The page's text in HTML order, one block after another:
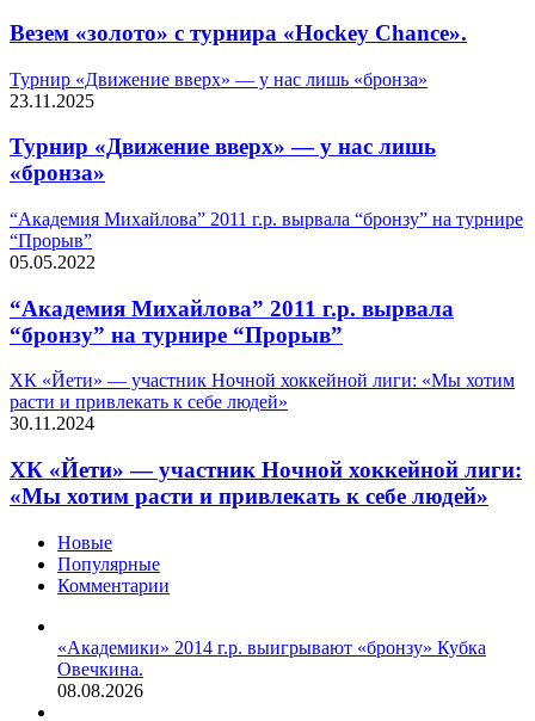
Везем «золото» с турнира «Hockey Chance».
Турнир «Движение вверх» — у нас лишь «бронза»
23.11.2025
Турнир «Движение вверх» — у нас лишь
«бронза»
“Академия Михайлова” 2011 г.р. вырвала “бронзу” на турнире
“Прорыв”
05.05.2022
“Академия Михайлова” 2011 г.р. вырвала
“бронзу” на турнире “Прорыв”
ХК «Йети» — участник Ночной хоккейной лиги: «Мы хотим
расти и привлекать к себе людей»
30.11.2024
ХК «Йети» — участник Ночной хоккейной лиги:
«Мы хотим расти и привлекать к себе людей»
Новые
Популярные
Комментарии
«Академики» 2014 г.р. выигрывают «бронзу» Кубка
Овечкина.
08.08.2026